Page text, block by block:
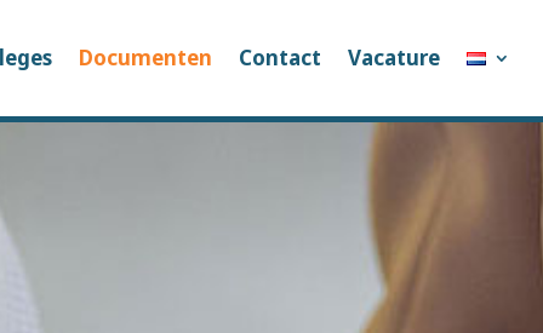
Documenten Contact Vacature